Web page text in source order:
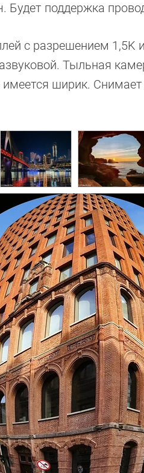
Будет поддержка
с разрешением 1,5K
Тыльная
ширик.